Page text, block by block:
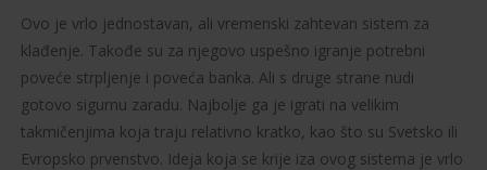
Ovo je vrlo jednostavan, ali vremenski zahtevan sistem za
klađenje. Takođe su za njegovo uspešno igranje potrebni
poveće strpljenje i poveća banka. Ali s druge strane nudi
gotovo sigurnu zaradu. Najbolje ga je igrati na velikim
takmičenjima koja traju relativno kratko, kao što su Svetsko ili
Evropsko prvenstvo. Ideja koja se krije iza ovog sistema je vrlo